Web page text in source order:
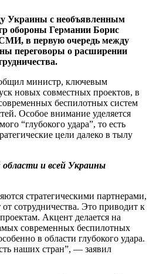
Украины с необъявленным
обороны Германии Борис
в первую очередь между
переговоры о расширении
министр, ключевым
новых совместных проектов, в
беспилотных систем
Особое внимание уделяется
“глубокого удара”, то есть
цели далеко в тылу
и всей Украины
стратегическими партнерами,
сотрудничества. Это приводит к
Акцент делается на
современных беспилотных
в области глубокого удара.
наших стран”, — заявил